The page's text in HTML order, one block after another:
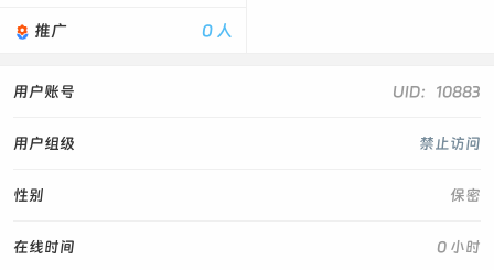
0 人
推广
UID：10883
用户账号
禁止访问
用户组级
保密
性别
0 小时
在线时间